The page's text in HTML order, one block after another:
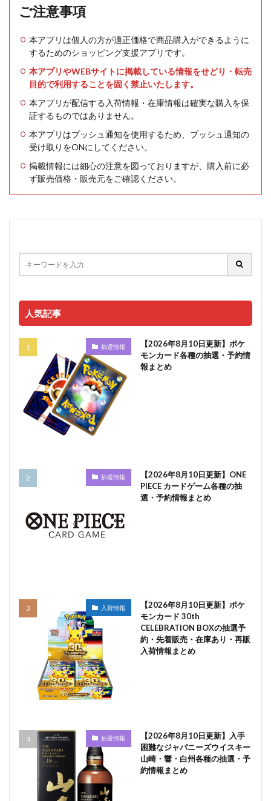
ご注意事項
本アプリは個人の方が適正価格で商品購入ができるように
するためのショッピング支援アプリです。
本アプリやWEBサイトに掲載している情報をせどり・転売
目的で利用することを固く禁止いたします。
本アプリが配信する入荷情報・在庫情報は確実な購入を保
証するものではありません。
本アプリはプッシュ通知を使用するため、プッシュ通知の
受け取りをONにしてください。
掲載情報には細心の注意を図っておりますが、購入前に必
ず販売価格・販売元をご確認ください。
人気記事
抽選情報
【2026年8月10日更新】ポケ
モンカード各種の抽選・予約情
報まとめ
抽選情報
【2026年8月10日更新】ONE
PIECE カードゲーム各種の抽
選・予約情報まとめ
入荷情報
【2026年8月10日更新】ポケ
モンカード 30th
CELEBRATION BOXの抽選予
約・先着販売・在庫あり・再販
入荷情報まとめ
抽選情報
【2026年8月10日更新】入手
困難なジャパニーズウイスキー
山崎・響・白州各種の抽選・予
約情報まとめ